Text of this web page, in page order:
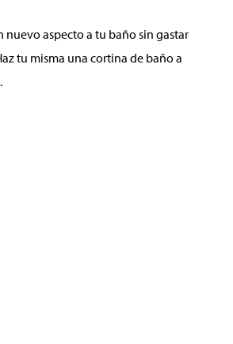
nuevo aspecto a tu baño sin gastar
tu misma una cortina de baño a